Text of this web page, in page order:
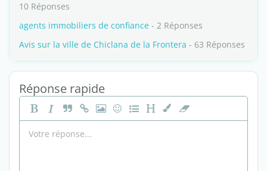
10 Réponses
agents immobiliers de confiance - 2 Réponses
Avis sur la ville de Chiclana de la Frontera - 63 Réponses
Réponse rapide